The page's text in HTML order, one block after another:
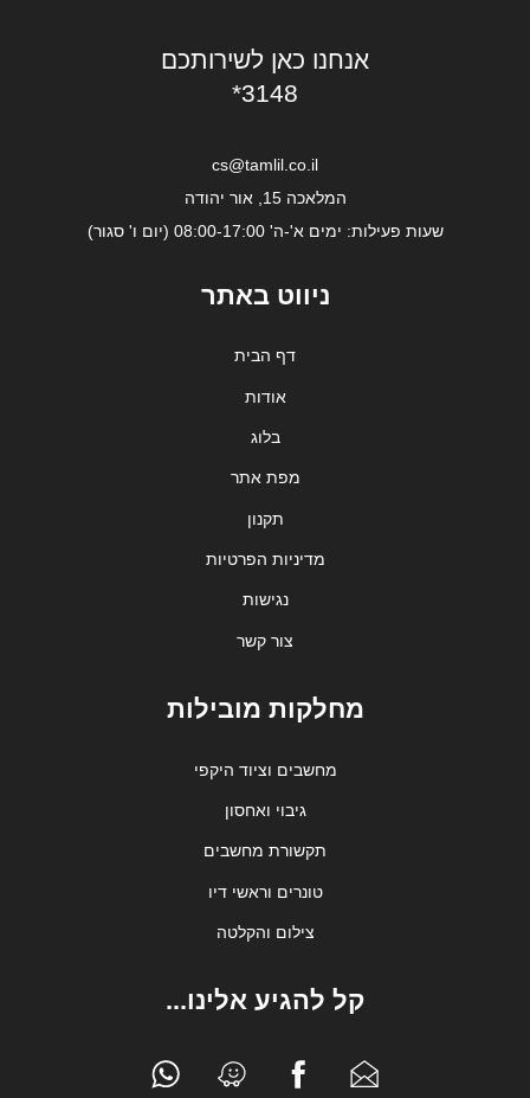
אנחנו כאן לשירותכם
*3148
cs@tamlil.co.il
המלאכה 15, אור יהודה
שעות פעילות: ימים א'-ה' 08:00-17:00 (יום ו' סגור)
ניווט באתר
דף הבית
אודות
בלוג
מפת אתר
תקנון
מדיניות הפרטיות
נגישות
צור קשר
מחלקות מובילות
מחשבים וציוד היקפי
גיבוי ואחסון
תקשורת מחשבים
טונרים וראשי דיו
צילום והקלטה
קל להגיע אלינו...